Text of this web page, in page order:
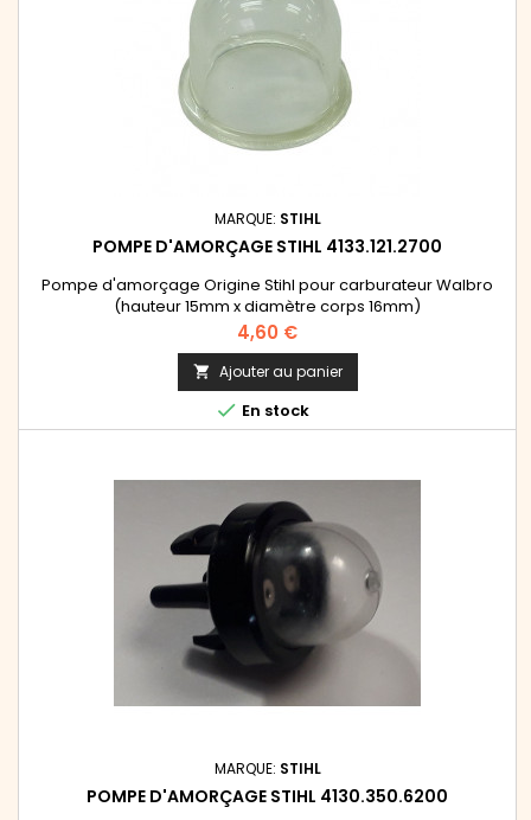
MARQUE: STIHL
POMPE D'AMORÇAGE STIHL 4133.121.2700
Pompe d'amorçage Origine Stihl pour carburateur Walbro
(hauteur 15mm x diamètre corps 16mm)
Prix
4,60 €
 Ajouter au panier
 En stock
MARQUE: STIHL
POMPE D'AMORÇAGE STIHL 4130.350.6200